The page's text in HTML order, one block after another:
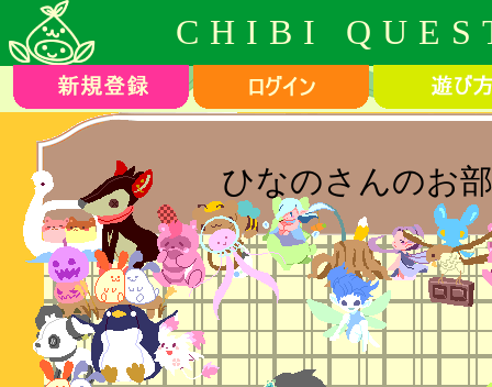
CHIBI
ひなのさんのお